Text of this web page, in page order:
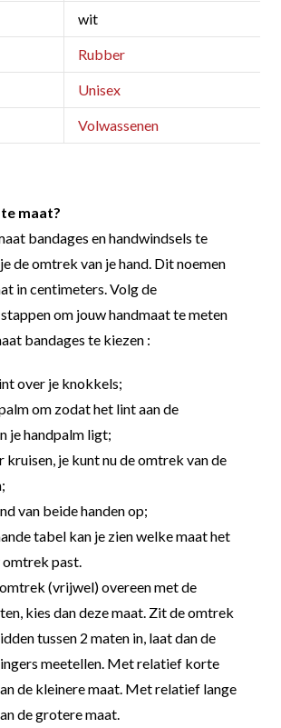
wit
Rubber
Unisex
Volwassenen
maat?
bandages en handwindsels te
de omtrek van je hand. Dit noemen
in centimeters. Volg de
om jouw handmaat te meten
bandages te kiezen :
over je knokkels;
om zodat het lint aan de
je handpalm ligt;
kruisen, je kunt nu de omtrek van de
van beide handen op;
tabel kan je zien welke maat het
past.
(vrijwel) overeen met de
kies dan deze maat. Zit de omtrek
tussen 2 maten in, laat dan de
meetellen. Met relatief korte
de kleinere maat. Met relatief lange
de grotere maat.